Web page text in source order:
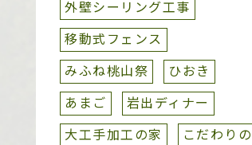
外壁シーリング工事
移動式フェンス
みふね桃山祭
ひおき
あまご
岩出ディナー
大工手加工の家
こだわりの